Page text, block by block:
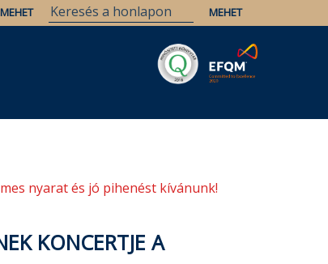
nyarat és jó pihenést kívánunk!
KONCERTJE A